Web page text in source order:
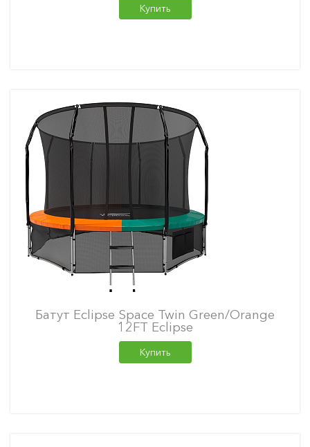
Купить
Батут Eclipse Space Twin Green/Orange
12FT Eclipse
Купить